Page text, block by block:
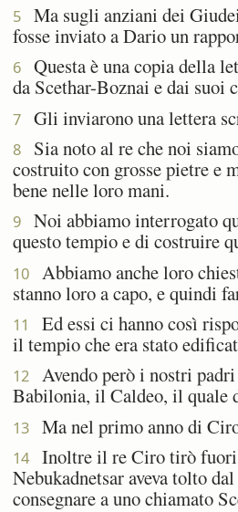
5
Ma sugli anziani dei
fosse inviato a Dario un
6
Questa è una copia della
da Scethar-Boznai e dai
7 Gli inviarono una lettera
8
Sia noto al re che noi
costruito con grosse pietre e
bene nelle loro mani.
9
Noi abbiamo interrogato
questo tempio e di costruire
10
Abbiamo anche loro
stanno loro a capo, e quindi
11
Ed essi ci hanno così
il tempio che era stato
12
Avendo però i nostri
Babilonia, il Caldeo, il quale
13 Ma nel primo anno di
14
Inoltre il re Ciro tirò fuori
Nebukadnetsar aveva tolto
consegnare a uno chiamato